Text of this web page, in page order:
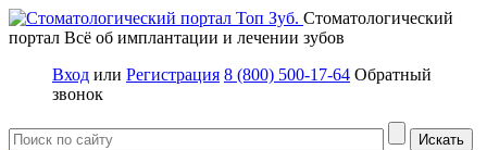
Стоматологический
портал Всё об имплантации и лечении зубов
Вход или Регистрация 8 (800) 500-17-64 Обратный
звонок